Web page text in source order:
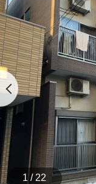
1 / 22